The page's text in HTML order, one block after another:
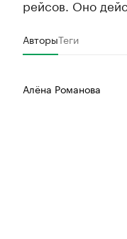
рейсов. Оно
АвторыТеги
Алёна Романова